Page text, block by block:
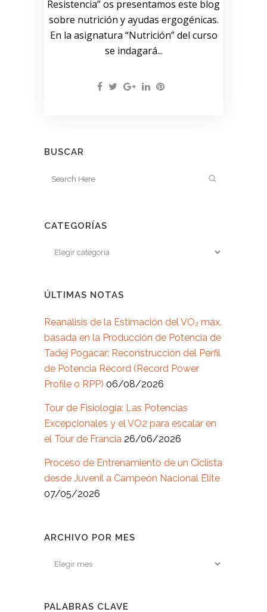
Resistencia” os presentamos este blog
sobre nutrición y ayudas ergogénicas.
En la asignatura “Nutrición” del curso
se indagará...
BUSCAR
CATEGORÍAS
ÚLTIMAS NOTAS
Reanálisis de la Estimación del VO₂ máx.
basada en la Producción de Potencia de
Tadej Pogacar: Reconstrucción del Perfil
de Potencia Récord (Record Power
Profile o RPP) 06/08/2026
Tour de Fisiología: Las Potencias
Excepcionales y el VO2 para escalar en
el Tour de Francia 26/06/2026
Proceso de Entrenamiento de un Ciclista
desde Juvenil a Campeón Nacional Elite
07/05/2026
ARCHIVO POR MES
Archivo
PALABRAS CLAVE